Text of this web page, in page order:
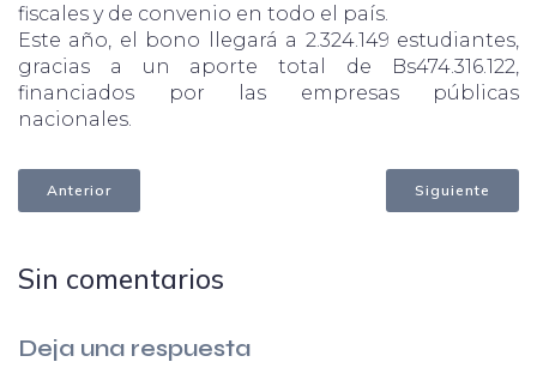
fiscales y de convenio en todo el país.
Este año, el bono llegará a 2.324.149 estudiantes,
gracias a un aporte total de Bs474.316.122,
financiados por las empresas públicas
nacionales.
Anterior Siguiente
Sin comentarios
Deja una respuesta